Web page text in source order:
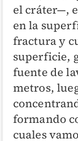
el cráter—,
en la
fractura y
superficie,
fuente de
metros,
formando
cuales